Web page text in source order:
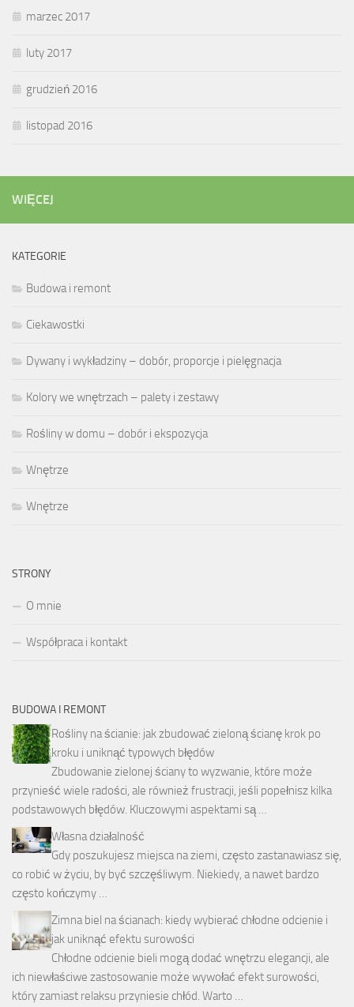
marzec 2017
luty 2017
grudzień 2016
listopad 2016
WIĘCEJ
KATEGORIE
Budowa i remont
Ciekawostki
Dywany i wykładziny – dobór, proporcje i pielęgnacja
Kolory we wnętrzach – palety i zestawy
Rośliny w domu – dobór i ekspozycja
Wnętrze
Wnętrze
STRONY
O mnie
Współpraca i kontakt
BUDOWA I REMONT
Rośliny na ścianie: jak zbudować zieloną ścianę krok po
kroku i uniknąć typowych błędów
Zbudowanie zielonej ściany to wyzwanie, które może
przynieść wiele radości, ale również frustracji, jeśli popełnisz kilka
podstawowych błędów. Kluczowymi aspektami są …
Własna działalność
Gdy poszukujesz miejsca na ziemi, często zastanawiasz się,
co robić w życiu, by być szczęśliwym. Niekiedy, a nawet bardzo
często kończymy …
Zimna biel na ścianach: kiedy wybierać chłodne odcienie i
jak uniknąć efektu surowości
Chłodne odcienie bieli mogą dodać wnętrzu elegancji, ale
ich niewłaściwe zastosowanie może wywołać efekt surowości,
który zamiast relaksu przyniesie chłód. Warto …